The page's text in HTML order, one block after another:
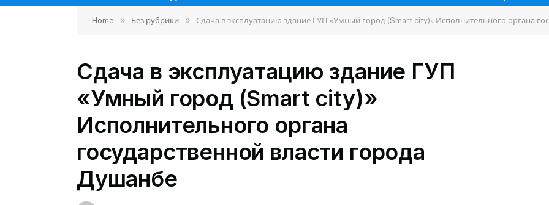
Home » Без рубрики » Сдача в эксплуатацию здание ГУП «Умный город (Smart city)» Исполнительного органа
Сдача в эксплуатацию здание ГУП
«Умный город (Smart city)»
Исполнительного органа
государственной власти города
Душанбе